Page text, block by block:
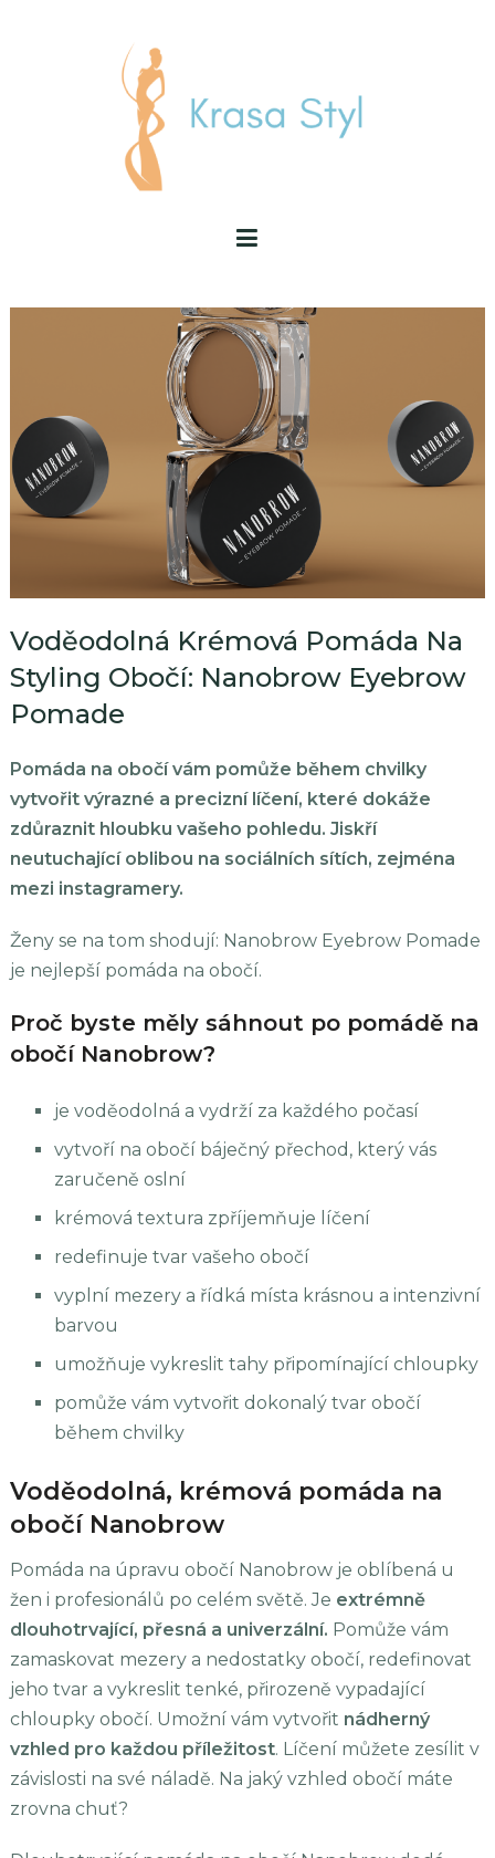
Voděodolná Krémová Pomáda Na
Styling Obočí: Nanobrow Eyebrow
Pomade
Pomáda na obočí vám pomůže během chvilky
vytvořit výrazné a precizní líčení, které dokáže
zdůraznit hloubku vašeho pohledu. Jiskří
neutuchající oblibou na sociálních sítích, zejména
mezi instagramery.
Ženy se na tom shodují: Nanobrow Eyebrow Pomade
je nejlepší pomáda na obočí.
Proč byste měly sáhnout po pomádě na
obočí Nanobrow?
je voděodolná a vydrží za každého počasí
vytvoří na obočí báječný přechod, který vás
zaručeně oslní
krémová textura zpříjemňuje líčení
redefinuje tvar vašeho obočí
vyplní mezery a řídká místa krásnou a intenzivní
barvou
umožňuje vykreslit tahy připomínající chloupky
pomůže vám vytvořit dokonalý tvar obočí
během chvilky
Voděodolná, krémová pomáda na
obočí Nanobrow
Pomáda na úpravu obočí Nanobrow je oblíbená u
žen i profesionálů po celém světě. Je extrémně
dlouhotrvající, přesná a univerzální. Pomůže vám
zamaskovat mezery a nedostatky obočí, redefinovat
jeho tvar a vykreslit tenké, přirozeně vypadající
chloupky obočí. Umožní vám vytvořit nádherný
vzhled pro každou příležitost. Líčení můžete zesílit v
závislosti na své náladě. Na jaký vzhled obočí máte
zrovna chuť?